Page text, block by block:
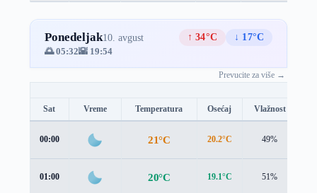
Ponedeljak10. avgust ↑ 34°C
↓ 17°C
🌅 05:32🌇 19:54
Prevucite za više →
Sat Vreme Temperatura Osećaj Vlažnost
00:00 21°C 20.2°C 49%
01:00 20°C 19.1°C 51%